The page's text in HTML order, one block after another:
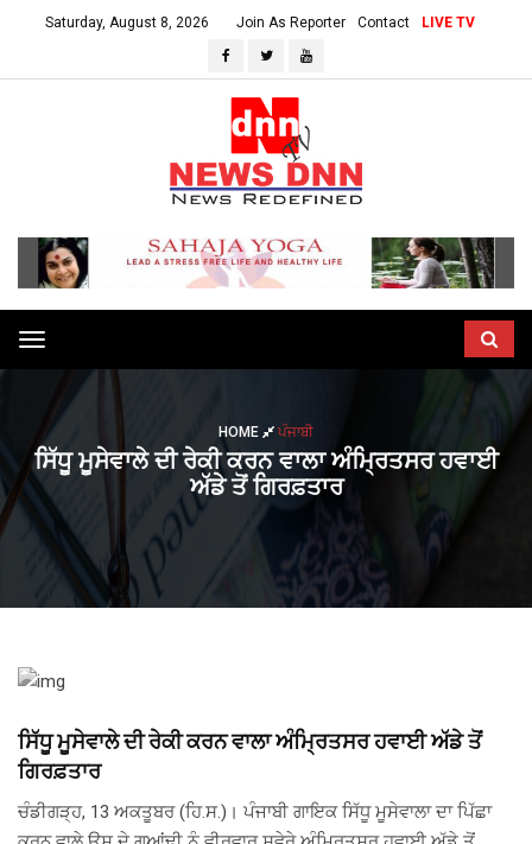
Saturday, August 8, 2026 Join As Reporter Contact LIVE TV
Toggle
navigation
HOME ਪੰਜਾਬੀ
ਸਿੱਧੂ ਮੂਸੇਵਾਲੇ ਦੀ ਰੇਕੀ ਕਰਨ ਵਾਲਾ ਅੰਮ੍ਰਿਤਸਰ ਹਵਾਈ
ਅੱਡੇ ਤੋਂ ਗਿਰਫ਼ਤਾਰ
ਸਿੱਧੂ ਮੂਸੇਵਾਲੇ ਦੀ ਰੇਕੀ ਕਰਨ ਵਾਲਾ ਅੰਮ੍ਰਿਤਸਰ ਹਵਾਈ ਅੱਡੇ ਤੋਂ
ਗਿਰਫ਼ਤਾਰ
ਚੰਡੀਗੜ੍ਹ, 13 ਅਕਤੂਬਰ (ਹਿ.ਸ.)। ਪੰਜਾਬੀ ਗਾਇਕ ਸਿੱਧੂ ਮੂਸੇਵਾਲਾ ਦਾ ਪਿੱਛਾ